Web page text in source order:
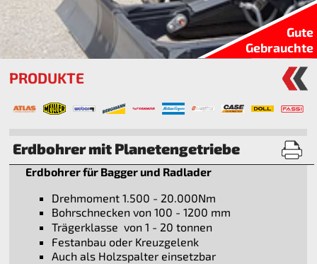
Gute
Gebrauchte
PRODUKTE
Erdbohrer mit Planetengetriebe
Erdbohrer für Bagger und Radlader
Drehmoment 1.500 - 20.000Nm
Bohrschnecken von 100 - 1200 mm
Trägerklasse von 1 - 20 tonnen
Festanbau oder Kreuzgelenk
Auch als Holzspalter einsetzbar